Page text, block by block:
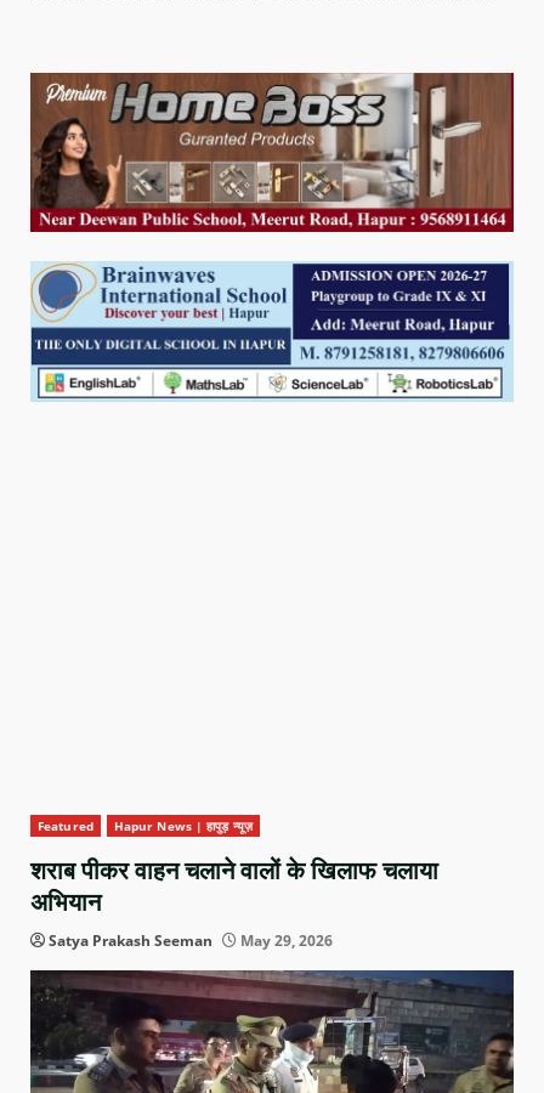
Featured Hapur News | हापुड़ न्यूज़
शराब पीकर वाहन चलाने वालों के खिलाफ चलाया
अभियान
Satya Prakash Seeman May 29, 2026